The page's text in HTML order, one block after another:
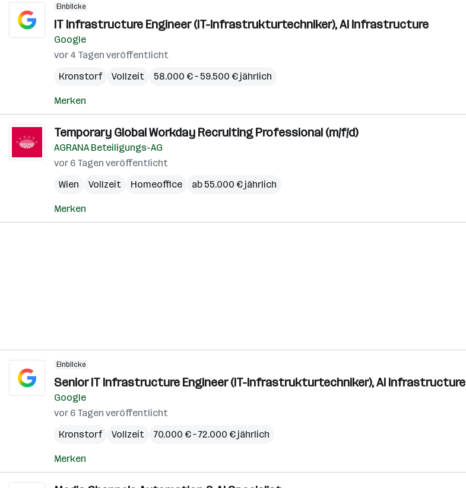
Einblicke
IT Infrastructure Engineer (IT-Infrastrukturtechniker), AI Infrastructure
Google
vor 4 Tagen veröffentlicht
Kronstorf
Vollzeit 58.000 € – 59.500 € jährlich
Merken
Temporary Global Workday Recruiting Professional (m/f/d)
AGRANA Beteiligungs-AG
vor 6 Tagen veröffentlicht
Wien
Vollzeit Homeoffice ab 55.000 € jährlich
Merken
Einblicke
Senior IT Infrastructure Engineer (IT-Infrastrukturtechniker), AI Infrastructure
Google
vor 6 Tagen veröffentlicht
Kronstorf
Vollzeit 70.000 € – 72.000 € jährlich
Merken